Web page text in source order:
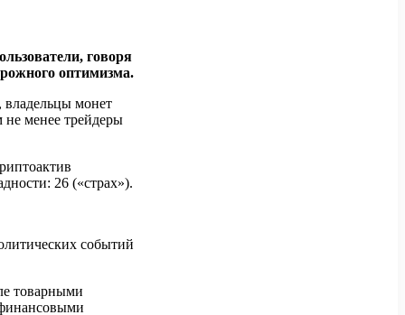
говоря
оптимизма.
владельцы монет
не менее трейдеры
26 («страх»).
событий
товарными